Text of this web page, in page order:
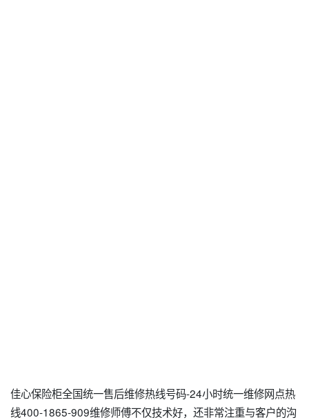
佳心保险柜全国统一售后维修热线号码-24小时统一维修网点热
线400-1865-909维修师傅不仅技术好，还非常注重与客户的沟